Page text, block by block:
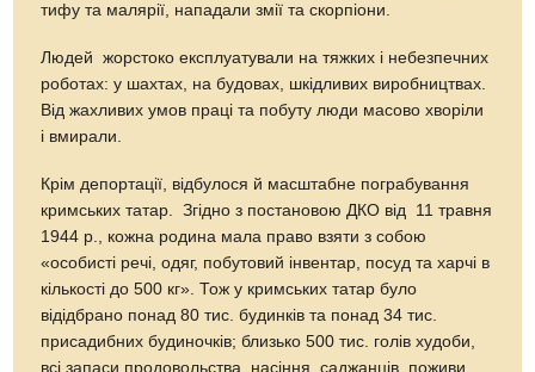
тифу та малярії, нападали змії та скорпіони.
Людей жорстоко експлуатували на тяжких і небезпечних
роботах: у шахтах, на будовах, шкідливих виробництвах.
Від жахливих умов праці та побуту люди масово хворіли
і вмирали.
Крім депортації, відбулося й масштабне пограбування
кримських татар. Згідно з постановою ДКО від 11 травня
1944 р., кожна родина мала право взяти з собою
«особисті речі, одяг, побутовий інвентар, посуд та харчі в
кількості до 500 кг». Тож у кримських татар було
відідбрано понад 80 тис. будинків та понад 34 тис.
присадибних будиночків; близько 500 тис. голів худоби,
всі запаси продовольства, насіння, саджанців, поживи